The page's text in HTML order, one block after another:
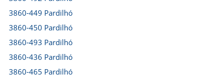
3860-449 Pardilhó
3860-450 Pardilhó
3860-493 Pardilhó
3860-436 Pardilhó
3860-465 Pardilhó